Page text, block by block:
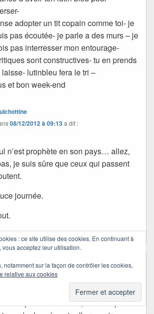
adopter un tit copain comme toi- je
pas écoutée- je parle a des murs – je
pas interresser mon entourage-
sont constructives- tu en prends
laisse- lutinbleu fera le tri –
et bon week-end
08/12/2012 à 09:13a dit :
n’est prophète en son pays… allez,
je suis sûre que ceux qui passent
journée.
dans07/12/2012 à 20:07a dit :
pas de critique, car je pénètre dans
magique du lutin bleu et
pour la 1ere fois,mais ce que
: ce site utilise des cookies. En continuant à
vous acceptez leur utilisation.
notamment sur la façon de contrôler les cookies,
relative aux cookies